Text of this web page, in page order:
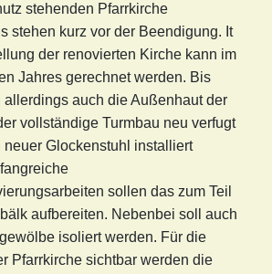
stehenden Pfarrkirche
stehen kurz vor der Beendigung. It
der renovierten Kirche kann im
Jahres gerechnet werden. Bis
auch die Außenhaut der
vollständige Turmbau neu verfugt
neuer Glockenstuhl installiert
sollen das zum Teil
aufbereiten. Nebenbei soll auch
isoliert werden. Für die
Pfarrkirche sichtbar werden die